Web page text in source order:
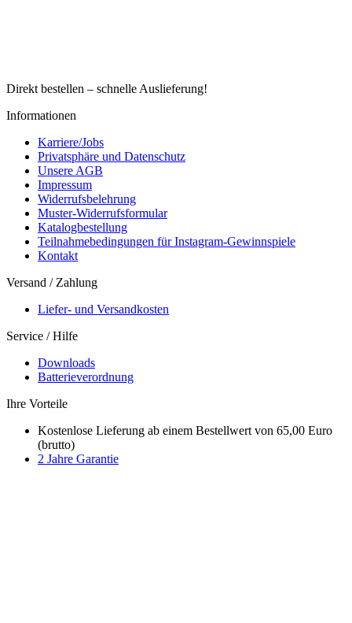
Direkt bestellen – schnelle Auslieferung!
Informationen
Karriere/Jobs
Privatsphäre und Datenschutz
Unsere AGB
Impressum
Widerrufsbelehrung
Muster-Widerrufsformular
Katalogbestellung
Teilnahmebedingungen für Instagram-Gewinnspiele
Kontakt
Versand / Zahlung
Liefer- und Versandkosten
Service / Hilfe
Downloads
Batterieverordnung
Ihre Vorteile
Kostenlose Lieferung ab einem Bestellwert von 65,00 Euro
(brutto)
2 Jahre Garantie